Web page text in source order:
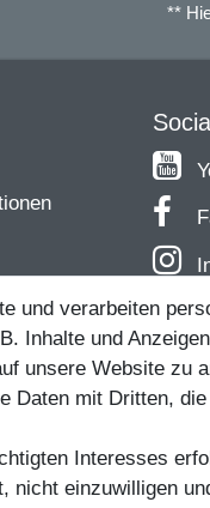
**
ist der
die angegebene
auf die jeweilige
und verarbeiten
Inhalte und
unsere Website zu
Daten mit Dritten,
Interesses
nicht einzuwilligen